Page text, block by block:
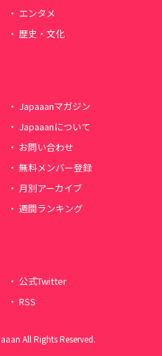
エンタメ
歴史・文化
Japaaanマガジン
Japaaanについて
お問い合わせ
無料メンバー登録
月別アーカイブ
週間ランキング
公式Twitter
RSS
All Rights Reserved.